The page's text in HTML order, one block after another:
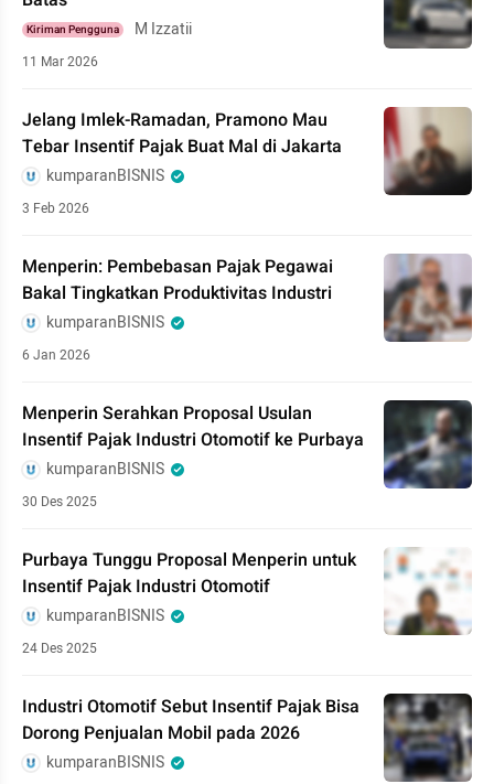
Kiriman Pengguna M Izzatii
11 Mar 2026
Jelang Imlek-Ramadan, Pramono Mau
Tebar Insentif Pajak Buat Mal di Jakarta
kumparanBISNIS
3 Feb 2026
Menperin: Pembebasan Pajak Pegawai
Bakal Tingkatkan Produktivitas Industri
kumparanBISNIS
6 Jan 2026
Menperin Serahkan Proposal Usulan
Insentif Pajak Industri Otomotif ke Purbaya
kumparanBISNIS
30 Des 2025
Purbaya Tunggu Proposal Menperin untuk
Insentif Pajak Industri Otomotif
kumparanBISNIS
24 Des 2025
Industri Otomotif Sebut Insentif Pajak Bisa
Dorong Penjualan Mobil pada 2026
kumparanBISNIS